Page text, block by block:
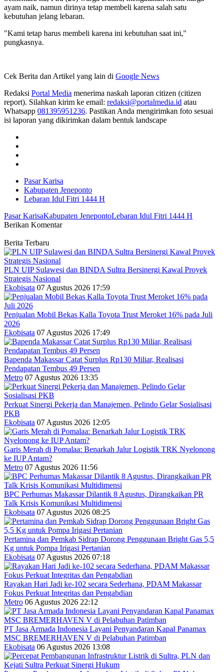
ayam naik, namun dirinya tetap membeli karena salah satu
kebutuhan jelang lebaran.
"Kami tetap harus membeli karena ini kebutuhan saat ini,"
pungkasnya.
Cek Berita dan Artikel yang lain di Google News
Redaksi Portal Media menerima naskah laporan citizen (citizen
report). Silahkan kirim ke email: redaksi@portalmedia.id atau
Whatsapp 081395951236. Pastikan Anda mengirimkan foto sesuai
isi laporan yang dikirimkan dalam bentuk landscape
Pasar Karisa
Kabupaten Jeneponto
Lebaran Idul Fitri 1444 H
Pasar KarisaKabupaten JenepontoLebaran Idul Fitri 1444 H
Berikan Komentar
Berita Terbaru
PLN UIP Sulawesi dan BINDA Sultra Bersinergi Kawal Proyek
Strategis Nasional
Ekobisata 07 Agustus 2026 17:59
Penjualan Mobil Bekas Kalla Toyota Trust Meroket 16% pada Juli
2026
Ekobisata 07 Agustus 2026 17:49
Bapenda Makassar Catat Surplus Rp130 Miliar, Realisasi
Pendapatan Tembus 49 Persen
Metro 07 Agustus 2026 13:35
Perkuat Sinergi Pekerja dan Manajemen, Pelindo Gelar Sosialisasi
PKB
Ekobisata 07 Agustus 2026 12:05
Garis Merah di Pomalaa: Benarkah Jalur Logistik TRK Nyelonong
ke IUP Antam?
Metro 07 Agustus 2026 11:56
BPC Perhumas Makassar Dilantik 8 Agustus, Dirangkaikan PR
Talk Krisis Komunikasi Multidimensi
Ekobisata 07 Agustus 2026 08:25
Pertamina dan Pemkab Sidrap Dorong Penggunaan Bright Gas 5,5
Kg untuk Pompa Irigasi Pertanian
Ekobisata 07 Agustus 2026 07:18
Rayakan Hari Jadi ke-102 secara Sederhana, PDAM Makassar
Fokus Perkuat Integritas dan Pengabdian
Metro 06 Agustus 2026 22:12
PT Jasa Armada Indonesia Layani Penyandaran Kapal Panamax
MSC BREMERHAVEN V di Pelabuhan Patimban
Ekobisata 06 Agustus 2026 13:08